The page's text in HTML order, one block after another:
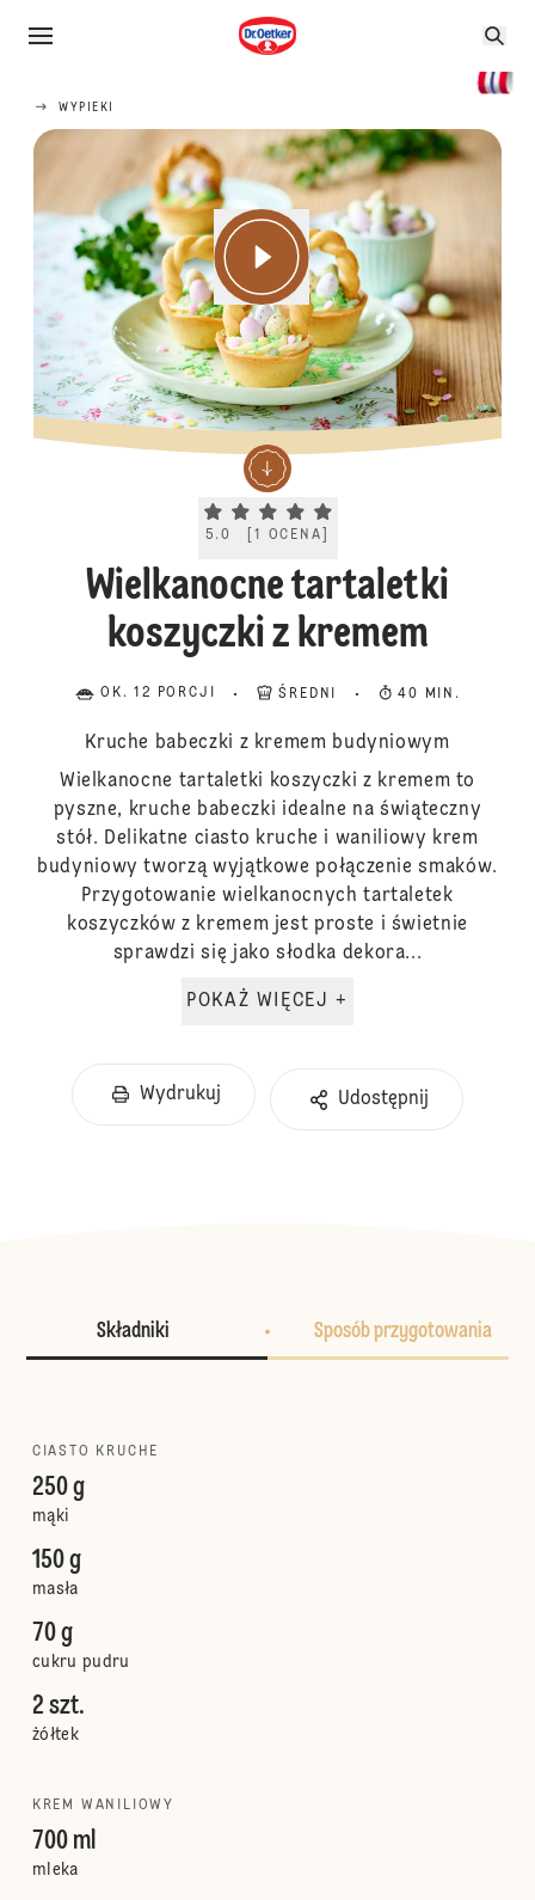
WYPIEKI
Current rating 5.0. Click to rate.
5.0 1 OCENA
Wielkanocne tartaletki
koszyczki z kremem
OK. 12 PORCJI ŚREDNI 40 MIN.
Kruche babeczki z kremem budyniowym
Wielkanocne tartaletki koszyczki z kremem to
pyszne, kruche babeczki idealne na świąteczny
stół. Delikatne ciasto kruche i waniliowy krem
budyniowy tworzą wyjątkowe połączenie smaków.
Przygotowanie wielkanocnych tartaletek
koszyczków z kremem jest proste i świetnie
sprawdzi się jako słodka dekora...
POKAŻ WIĘCEJ +
Wydrukuj Udostępnij
Składniki Sposób przygotowania
CIASTO KRUCHE
250 g
mąki
150 g
masła
70 g
cukru pudru
2 szt.
żółtek
KREM WANILIOWY
700 ml
mleka